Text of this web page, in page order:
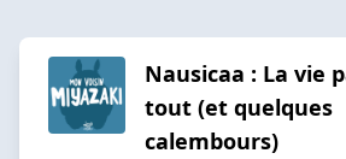
Nausicaa : La vie
tout (et quelques
calembours)